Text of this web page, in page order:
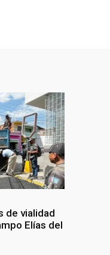
de vialidad
Elías del